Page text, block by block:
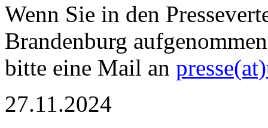
Wenn Sie in den
Brandenburg
bitte eine Mail an
27.11.2024